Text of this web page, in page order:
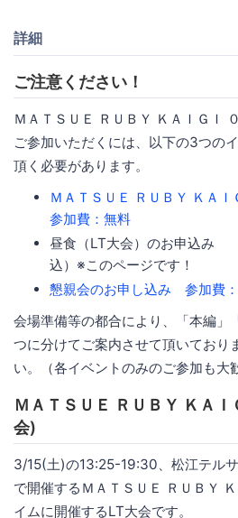
詳細
ご注意ください！
ＭＡＴＳＵＥ ＲＵＢＹ ＫＡＩＧＩ
ご参加いただくには、以下の3つの
頂く必要があります。
ＭＡＴＳＵＥ ＲＵＢＹ ＫＡ
参加費：無料
昼食（LT大会）のお申込み
込）※このページです！
懇親会のお申し込み 参加費：
会場準備等の都合により、「本編」
つに分けてご案内させて頂いており
い。（各イベントのみのご参加も大
ＭＡＴＳＵＥ ＲＵＢＹ ＫＡ
会)
3/15(土)の13:25-19:30、松江テル
で開催するＭＡＴＳＵＥ ＲＵＢＹ
イムに開催するLT大会です。